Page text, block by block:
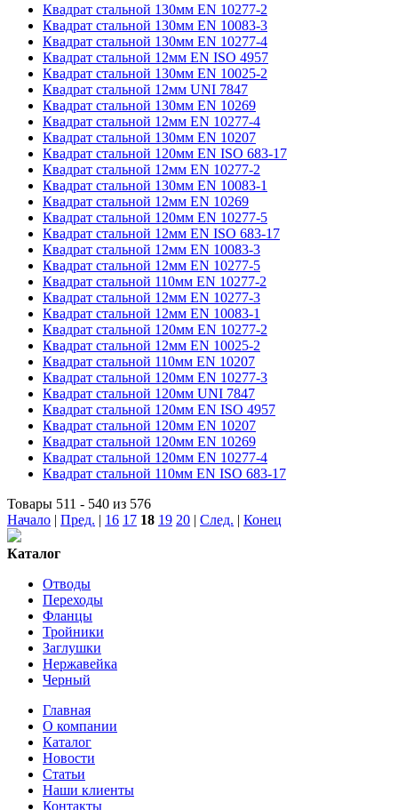
Квадрат стальной 130мм EN 10277-2
Квадрат стальной 130мм EN 10083-3
Квадрат стальной 130мм EN 10277-4
Квадрат стальной 12мм EN ISO 4957
Квадрат стальной 130мм EN 10025-2
Квадрат стальной 12мм UNI 7847
Квадрат стальной 130мм EN 10269
Квадрат стальной 12мм EN 10277-4
Квадрат стальной 130мм EN 10207
Квадрат стальной 120мм EN ISO 683-17
Квадрат стальной 12мм EN 10277-2
Квадрат стальной 130мм EN 10083-1
Квадрат стальной 12мм EN 10269
Квадрат стальной 120мм EN 10277-5
Квадрат стальной 12мм EN ISO 683-17
Квадрат стальной 12мм EN 10083-3
Квадрат стальной 12мм EN 10277-5
Квадрат стальной 110мм EN 10277-2
Квадрат стальной 12мм EN 10277-3
Квадрат стальной 12мм EN 10083-1
Квадрат стальной 120мм EN 10277-2
Квадрат стальной 12мм EN 10025-2
Квадрат стальной 110мм EN 10207
Квадрат стальной 120мм EN 10277-3
Квадрат стальной 120мм UNI 7847
Квадрат стальной 120мм EN ISO 4957
Квадрат стальной 120мм EN 10207
Квадрат стальной 120мм EN 10269
Квадрат стальной 120мм EN 10277-4
Квадрат стальной 110мм EN ISO 683-17
Товары 511 - 540 из 576
Начало | Пред. | 16 17 18 19 20 | След. | Конец
Каталог
Отводы
Переходы
Фланцы
Тройники
Заглушки
Нержавейка
Черный
Главная
О компании
Каталог
Новости
Статьи
Наши клиенты
Контакты